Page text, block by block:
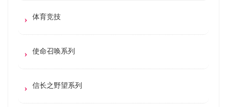
体育竞技
使命召唤系列
信长之野望系列